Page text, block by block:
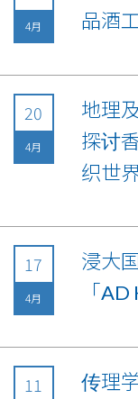
4月
品酒
20
4月
地理
探讨
织世
17
4月
浸大
「
11
传理